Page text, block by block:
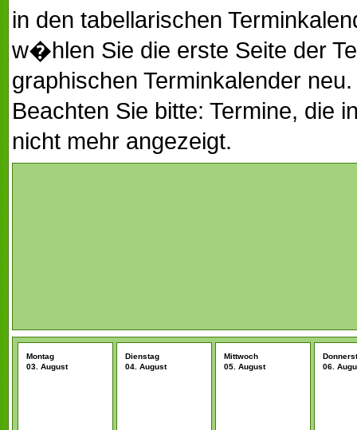
in den tabellarischen
w�hlen Sie die erste Seite der
graphischen Terminkalender neu.
Beachten Sie bitte: Termine, die
nicht mehr angezeigt.
Montag
03. August
Dienstag
04. August
Mittwoch
05. August
06.